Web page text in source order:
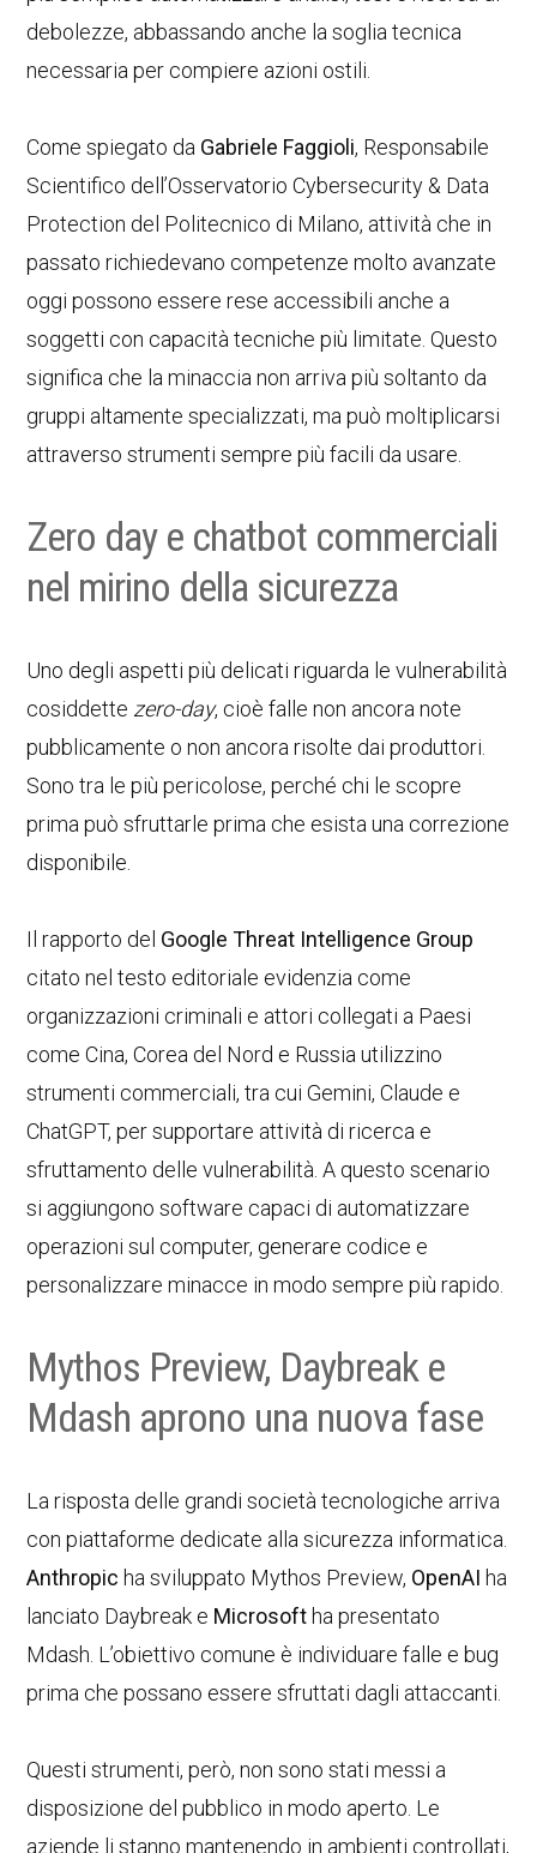
debolezze, abbassando anche la soglia tecnica
necessaria per compiere azioni ostili.
Come spiegato da Gabriele Faggioli, Responsabile
Scientifico dell’Osservatorio Cybersecurity & Data
Protection del Politecnico di Milano, attività che in
passato richiedevano competenze molto avanzate
oggi possono essere rese accessibili anche a
soggetti con capacità tecniche più limitate. Questo
significa che la minaccia non arriva più soltanto da
gruppi altamente specializzati, ma può moltiplicarsi
attraverso strumenti sempre più facili da usare.
Zero day e chatbot commerciali
nel mirino della sicurezza
Uno degli aspetti più delicati riguarda le vulnerabilità
cosiddette zero-day, cioè falle non ancora note
pubblicamente o non ancora risolte dai produttori.
Sono tra le più pericolose, perché chi le scopre
prima può sfruttarle prima che esista una correzione
disponibile.
Il rapporto del Google Threat Intelligence Group
citato nel testo editoriale evidenzia come
organizzazioni criminali e attori collegati a Paesi
come Cina, Corea del Nord e Russia utilizzino
strumenti commerciali, tra cui Gemini, Claude e
ChatGPT, per supportare attività di ricerca e
sfruttamento delle vulnerabilità. A questo scenario
si aggiungono software capaci di automatizzare
operazioni sul computer, generare codice e
personalizzare minacce in modo sempre più rapido.
Mythos Preview, Daybreak e
Mdash aprono una nuova fase
La risposta delle grandi società tecnologiche arriva
con piattaforme dedicate alla sicurezza informatica.
Anthropic ha sviluppato Mythos Preview, OpenAI ha
lanciato Daybreak e Microsoft ha presentato
Mdash. L’obiettivo comune è individuare falle e bug
prima che possano essere sfruttati dagli attaccanti.
Questi strumenti, però, non sono stati messi a
disposizione del pubblico in modo aperto. Le
aziende li stanno mantenendo in ambienti controllati,